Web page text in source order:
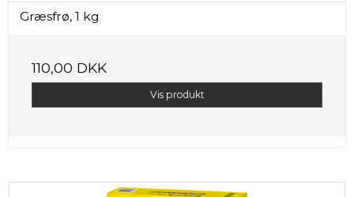
Græsfrø, 1 kg
110,00 DKK
Vis produkt